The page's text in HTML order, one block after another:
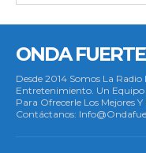
ONDA
Desde 2014 Somos La
Entretenimiento. Un Equipo
Para Ofrecerle Los Mejores
Contáctanos: